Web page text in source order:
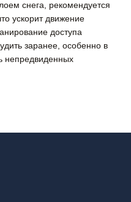
снега, рекомендуется
ускорит движение
доступа
заранее, особенно в
непредвиденных